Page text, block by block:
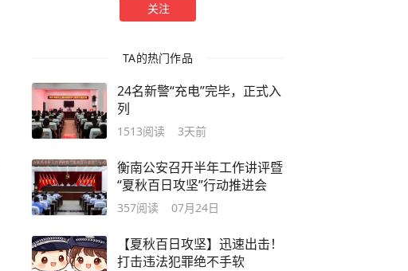
关注
TA的热门作品
24名新警“充电”完毕，正式入
列
1513阅读 3天前
衡南公安召开半年工作讲评暨
“夏秋百日攻坚”行动推进会
357阅读 07月24日
【夏秋百日攻坚】迅速出击！
打击违法犯罪绝不手软